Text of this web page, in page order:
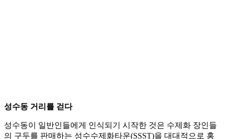
성수동 거리를 걷다
성수동이 일반인들에게 인식되기 시작한 것은 수제화 장인들
의 구두를 판매하는 성수수제화타운(SSST)을 대대적으로 홍